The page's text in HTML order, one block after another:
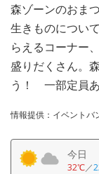
森ゾーンのおま
生きものについ
らえるコーナー
盛りだくさん。
う！ 一部定員あ
情報提供：イベントバ
今日
32℃／